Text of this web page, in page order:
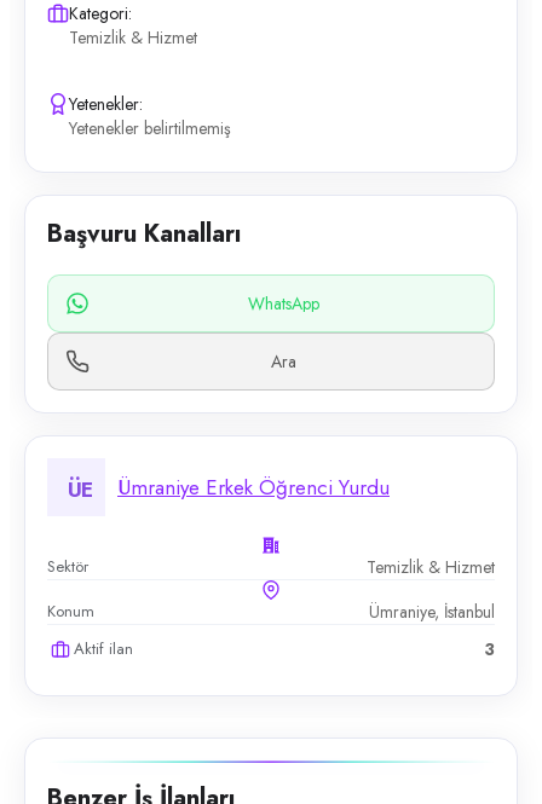
Kategori:
Temizlik & Hizmet
Yetenekler:
Yetenekler belirtilmemiş
Başvuru Kanalları
WhatsApp
Ara
ÜE Ümraniye Erkek Öğrenci Yurdu
Sektör Temizlik & Hizmet
Konum Ümraniye, İstanbul
Aktif ilan 3